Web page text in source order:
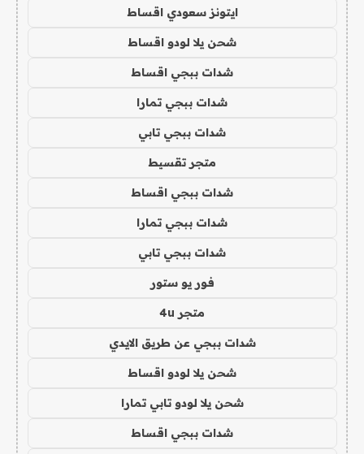
ايتونز سعودي اقساط
شحن يلا لودو اقساط
شدات ببجي اقساط
شدات ببجي تمارا
شدات ببجي تابي
متجر تقسيط
شدات ببجي اقساط
شدات ببجي تمارا
شدات ببجي تابي
فور يو ستور
متجر 4u
شدات ببجي عن طريق الايدي
شحن يلا لودو اقساط
شحن يلا لودو تابي تمارا
شدات ببجي اقساط